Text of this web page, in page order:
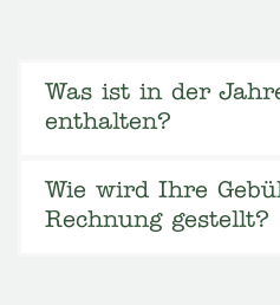
Was ist in der
enthalten?
Wie wird Ihre
Rechnung gestellt?